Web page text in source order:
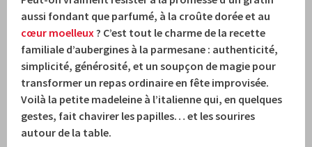
aussi fondant que parfumé, à la croûte dorée et au
cœur moelleux ? C’est tout le charme de la recette
familiale d’aubergines à la parmesane : authenticité,
simplicité, générosité, et un soupçon de magie pour
transformer un repas ordinaire en fête improvisée.
Voilà la petite madeleine à l’italienne qui, en quelques
gestes, fait chavirer les papilles… et les sourires
autour de la table.